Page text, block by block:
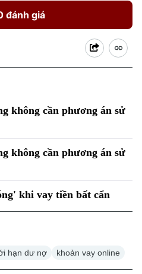
đánh giá
không cần phương án sử
không cần phương án sử
khi vay tiền bất cẩn
hạn dư nợ khoản vay online